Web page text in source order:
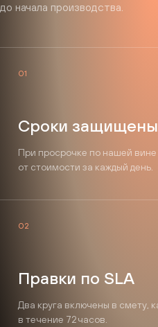
до начала производства.
01
Сроки защищены
При просрочке по нашей
от стоимости за каждый день.
02
Правки по SLA
Два круга включены в смету,
в течение 72 часов.